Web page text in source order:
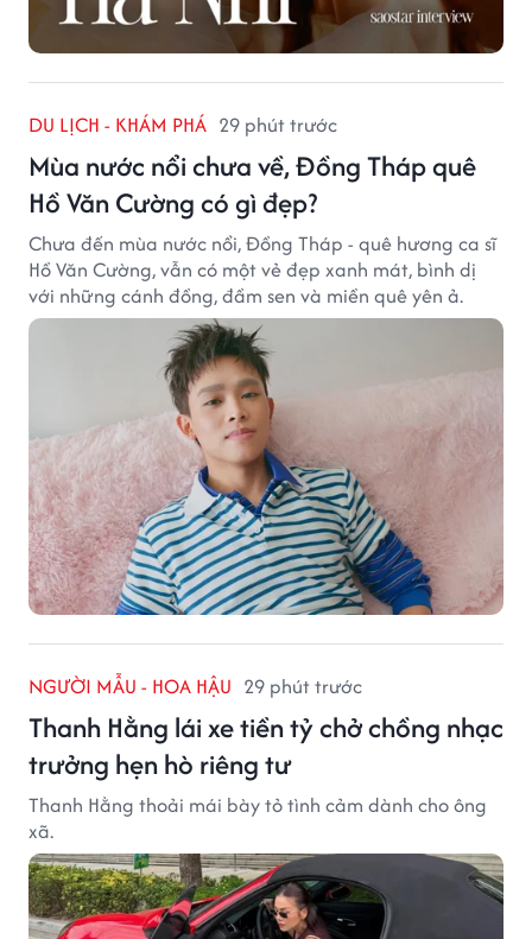
DU LỊCH - KHÁM PHÁ 29 phút trước
Mùa nước nổi chưa về, Đồng Tháp quê
Hồ Văn Cường có gì đẹp?
Chưa đến mùa nước nổi, Đồng Tháp - quê hương ca sĩ
Hồ Văn Cường, vẫn có một vẻ đẹp xanh mát, bình dị
với những cánh đồng, đầm sen và miền quê yên ả.
NGƯỜI MẪU - HOA HẬU 29 phút trước
Thanh Hằng lái xe tiền tỷ chở chồng nhạc
trưởng hẹn hò riêng tư
Thanh Hằng thoải mái bày tỏ tình cảm dành cho ông
xã.